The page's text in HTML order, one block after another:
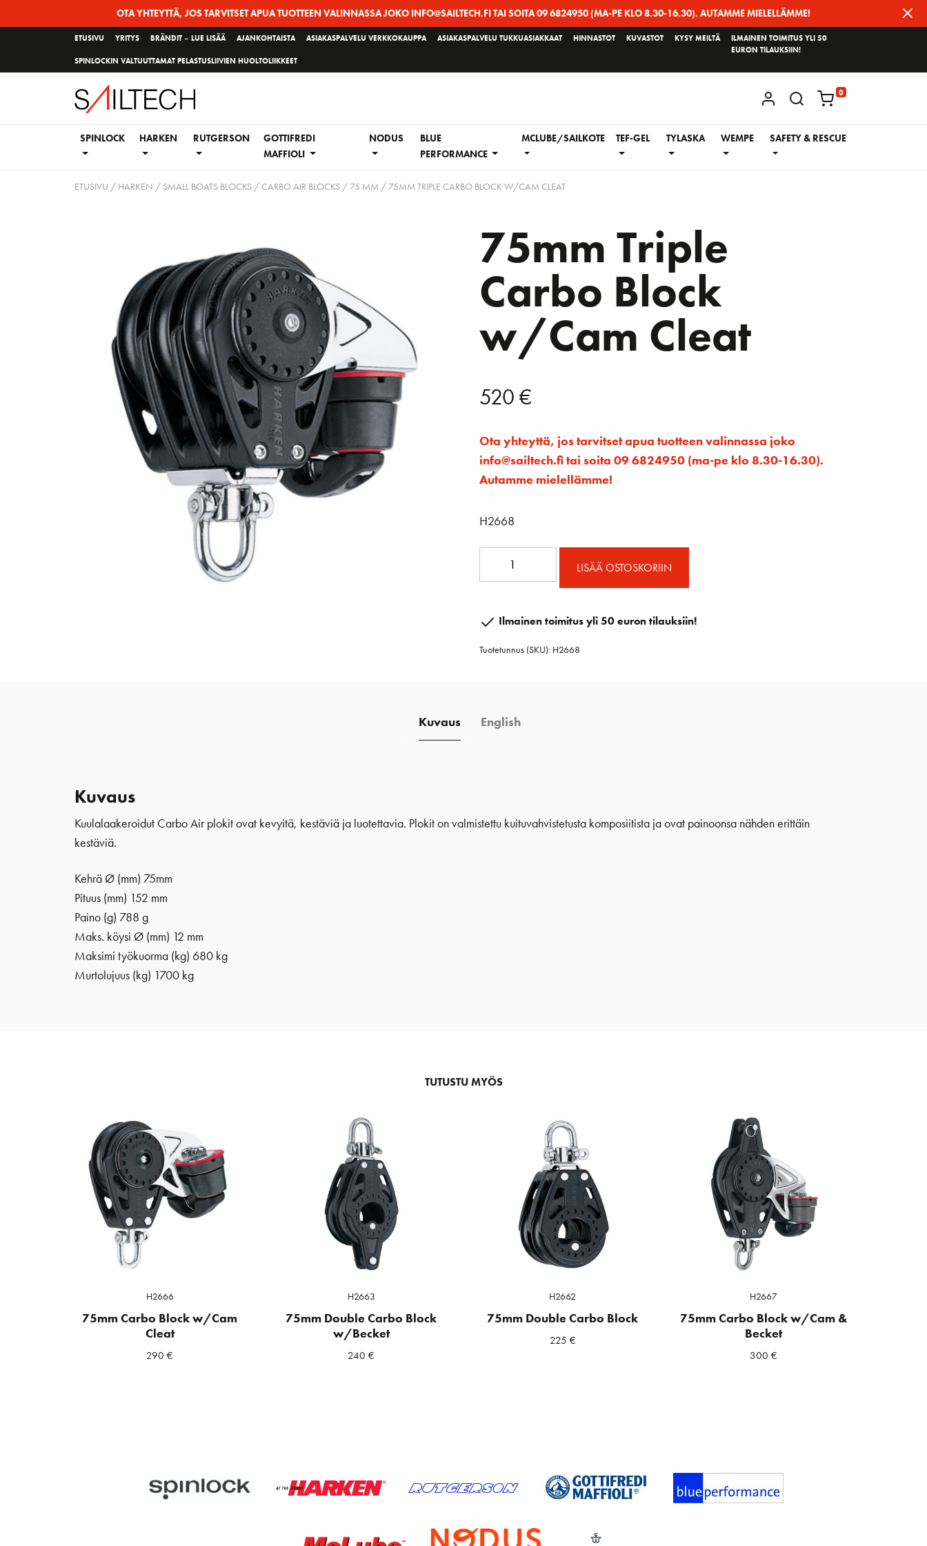
OTA YHTEYTTÄ, JOS TARVITSET APUA TUOTTEEN VALINNASSA JOKO INFO@SAILTECH.FI TAI SOITA 09 6824950 (MA-PE KLO 8.30-16.30). AUTAMME MIELELLÄMME!
ETUSIVU YRITYS BRÄNDIT – LUE LISÄÄ AJANKOHTAISTA ASIAKASPALVELU VERKKOKAUPPA ASIAKASPALVELU TUKKUASIAKKAAT HINNASTOT KUVASTOT KYSY MEILTÄ
SPINLOCKIN VALTUUTTAMAT PELASTUSLIIVIEN HUOLTOLIIKKEET
ILMAINEN TOIMITUS YLI 50
EURON TILAUKSIIN!
KIRJAUDU / REKISTERÖIDY
0
SPINLOCK HARKEN RUTGERSON
GOTTIFREDI
MAFFIOLI
NODUS
BLUE
PERFORMANCE
MCLUBE/SAILKOTE TEF-GEL TYLASKA WEMPE SAFETY & RESCUE
ETUSIVU / HARKEN / SMALL BOATS BLOCKS/CARBO AIR BLOCKS/ 75 MM / 75MM TRIPLE CARBO BLOCK W/CAM CLEAT
75mm Triple
Carbo Block
w/Cam Cleat
520€
Ota yhteyttä, jos tarvitset apua tuotteen valinnassa joko
info@sailtech.fi tai soita 09 6824950 (ma-pe klo 8.30-16.30).
Autamme mielellämme!
H2668
Block
Cleat
LISÄÄ OSTOSKORIIN
Ilmainen toimitus yli 50 euron tilauksiin!
Tuotetunnus (SKU): H2668
Kuvaus English
Kuvaus
Kuulalaakeroidut Carbo Air plokit ovat kevyitä, kestäviä ja luotettavia. Plokit on valmistettu kuituvahvistetusta komposiitista ja ovat painoonsa nähden erittäin
kestäviä.
Kehrä Ø (mm) 75mm
Pituus (mm) 152 mm
Paino (g) 788 g
Maks. köysi Ø (mm) 12 mm
Maksimi työkuorma (kg) 680 kg
Murtolujuus (kg) 1700 kg
TUTUSTU MYÖS
H2666
75mm Carbo Block w/Cam
Cleat
290€
H2663
75mm Double Carbo Block
w/Becket
240€
H2662
75mm Double Carbo Block
225 €
H2667
75mm Carbo Block w/Cam &
Becket
300€